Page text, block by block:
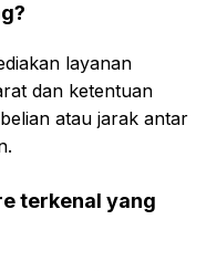
layanan
dan ketentuan
atau jarak antar
terkenal yang